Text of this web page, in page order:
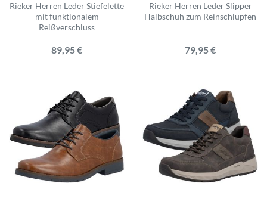
Rieker Herren Leder Stiefelette
mit funktionalem
Reißverschluss
89,95 €
Rieker Herren Leder Slipper
Halbschuh zum Reinschlüpfen
79,95 €